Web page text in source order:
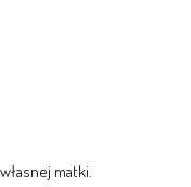
matki.